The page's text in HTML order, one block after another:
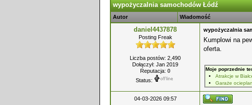
wypożyczalnia samochodów Łódź
Autor Wiadomość
daniel4437878
Posting Freak
Liczba postów: 2,490
Dołączył: Jan 2019
Reputacja: 0
Status:
wypożyczalnia
Kumplowi na
oferta.
Moje poprzednie
Atrakcje w
Garaże
04-03-2026 09:57